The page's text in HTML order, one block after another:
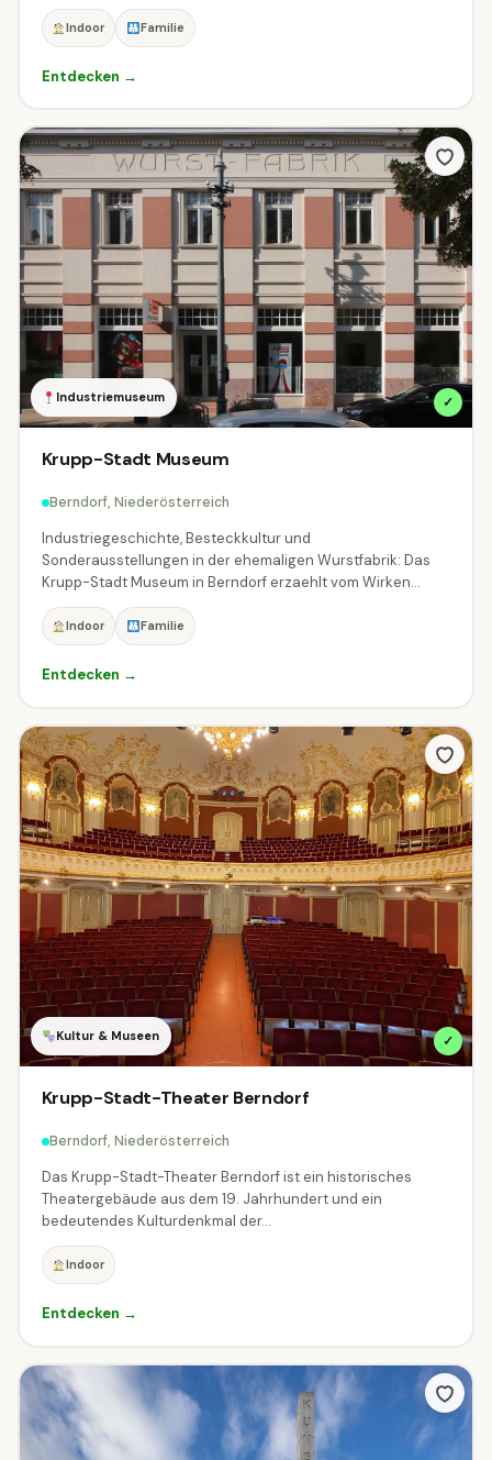
Indoor Familie
Entdecken →
Industriemuseum ✓
Krupp-Stadt Museum
Berndorf, Niederösterreich
Industriegeschichte, Besteckkultur und
Sonderausstellungen in der ehemaligen Wurstfabrik: Das
Krupp-Stadt Museum in Berndorf erzaehlt vom Wirken...
Indoor Familie
Entdecken →
Kultur & Museen ✓
Krupp-Stadt-Theater Berndorf
Berndorf, Niederösterreich
Das Krupp-Stadt-Theater Berndorf ist ein historisches
Theatergebäude aus dem 19. Jahrhundert und ein
bedeutendes Kulturdenkmal der...
Indoor
Entdecken →